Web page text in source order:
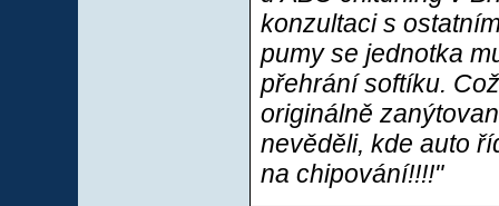
konzultaci s
pumy se jednotka
přehrání softíku.
originálně
nevěděli, kde auto
na chipování!!!!"